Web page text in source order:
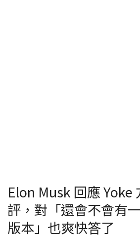
Elon Musk 回應 Yoke
評，對「還會不會有
版本」也爽快答了